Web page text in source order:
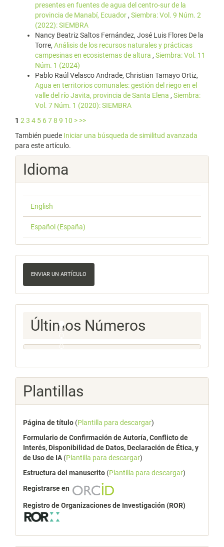
presentes en fuentes de agua del centro-sur de la
provincia de Manabí, Ecuador , Siembra: Vol. 9 Núm. 2
(2022): SIEMBRA
Nancy Beatriz Saltos Fernández, José Luis Flores De la
Torre, Análisis de los recursos naturales y prácticas
campesinas en ecosistemas de altura , Siembra: Vol. 11
Núm. 1 (2024)
Pablo Raúl Velasco Andrade, Christian Tamayo Ortiz,
Agua en territorios comunales: gestión del riego en el
valle del río Javita, provincia de Santa Elena , Siembra:
Vol. 7 Núm. 1 (2020): SIEMBRA
1 2 3 4 5 678 9 10 > >>
También puede Iniciar una búsqueda de similitud avanzada
para este artículo.
Idioma
English
Español (España)
Enviar
un
artículo
ENVIAR UN ARTÍCULO
Ultimos
Numeros
Últimos Números
Plantillas
Página de título (Plantilla para descargar)
Formulario de Confirmación de Autoría, Conflicto de
Interés, Disponibilidad de Datos, Declaración de Ética, y
de Uso de IA (Plantilla para descargar)
Estructura del manuscrito (Plantilla para descargar)
Registrarse en
Registro de Organizaciones de Investigación (ROR)